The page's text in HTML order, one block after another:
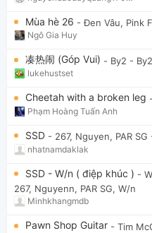
Mùa hè 26 - Đen Vâu, Pink
Ngô Gia Huy
凑热闹 (Góp Vui) - By2 - By2
lukehustset
Cheetah with a broken leg
Phạm Hoàng Tuấn Anh
SSD - 267, Nguyen, PAR SG
nhatnamdaklak
SSD - W/n ( điệp khúc ) -
267, Nguyenn, PAR SG, W/n
Minhkhangmdb
Pawn Shop Guitar - Tim